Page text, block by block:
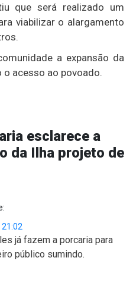
que será realizado um
viabilizar o alargamento
a expansão da
o acesso ao povoado.
esclarece a
da Ilha projeto de
já fazem a porcaria para
público sumindo.